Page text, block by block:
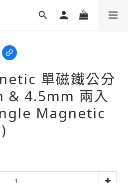
單磁鐵公分
& 4.5mm 兩入
Magnetic